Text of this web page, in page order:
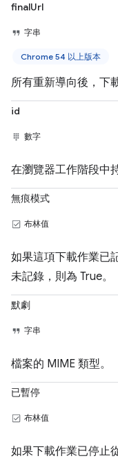
finalUrl
字串
Chrome 54 以上版本
所有重新導向後，下
id
數字
在瀏覽器工作階段中
無痕模式
布林值
如果這項下載作業已
未記錄，則為 True。
默劇
字串
檔案的 MIME 類型。
已暫停
布林值
如果下載作業已停止